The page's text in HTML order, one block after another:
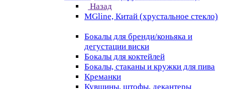
Назад
MGline, Китай (хрустальное стекло)
Бокалы для бренди/коньяка и
дегустации виски
Бокалы для коктейлей
Бокалы, стаканы и кружки для пива
Креманки
Кувшины, штофы, декантеры